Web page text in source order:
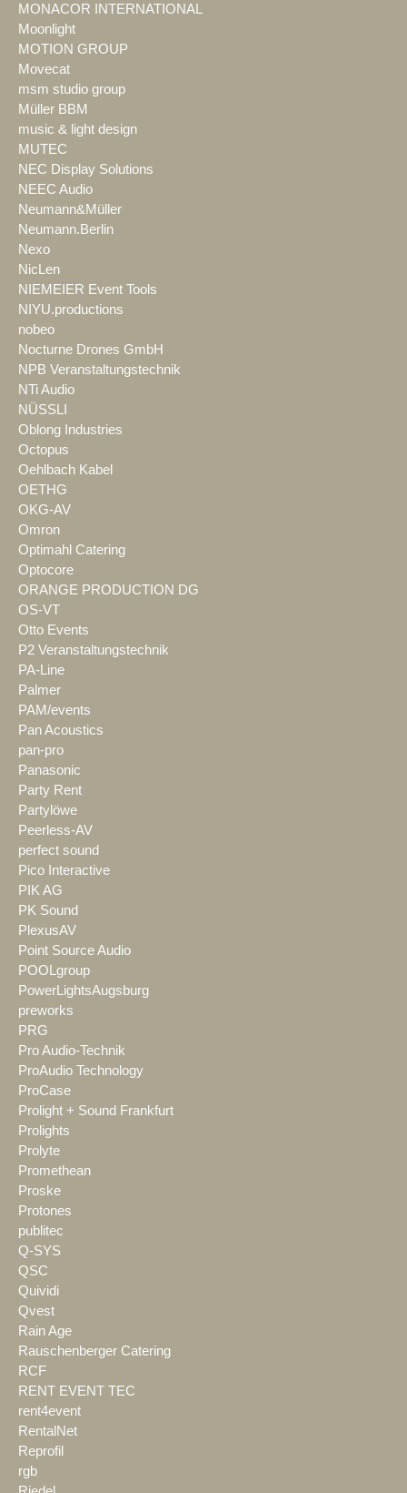
MONACOR INTERNATIONAL
Moonlight
MOTION GROUP
Movecat
msm studio group
Müller BBM
music & light design
MUTEC
NEC Display Solutions
NEEC Audio
Neumann&Müller
Neumann.Berlin
Nexo
NicLen
NIEMEIER Event Tools
NIYU.productions
nobeo
Nocturne Drones GmbH
NPB Veranstaltungstechnik
NTi Audio
NÜSSLI
Oblong Industries
Octopus
Oehlbach Kabel
OETHG
OKG-AV
Omron
Optimahl Catering
Optocore
ORANGE PRODUCTION DG
OS-VT
Otto Events
P2 Veranstaltungstechnik
PA-Line
Palmer
PAM/events
Pan Acoustics
pan-pro
Panasonic
Party Rent
Partylöwe
Peerless-AV
perfect sound
Pico Interactive
PIK AG
PK Sound
PlexusAV
Point Source Audio
POOLgroup
PowerLightsAugsburg
preworks
PRG
Pro Audio-Technik
ProAudio Technology
ProCase
Prolight + Sound Frankfurt
Prolights
Prolyte
Promethean
Proske
Protones
publitec
Q-SYS
QSC
Quividi
Qvest
Rain Age
Rauschenberger Catering
RCF
RENT EVENT TEC
rent4event
RentalNet
Reprofil
rgb